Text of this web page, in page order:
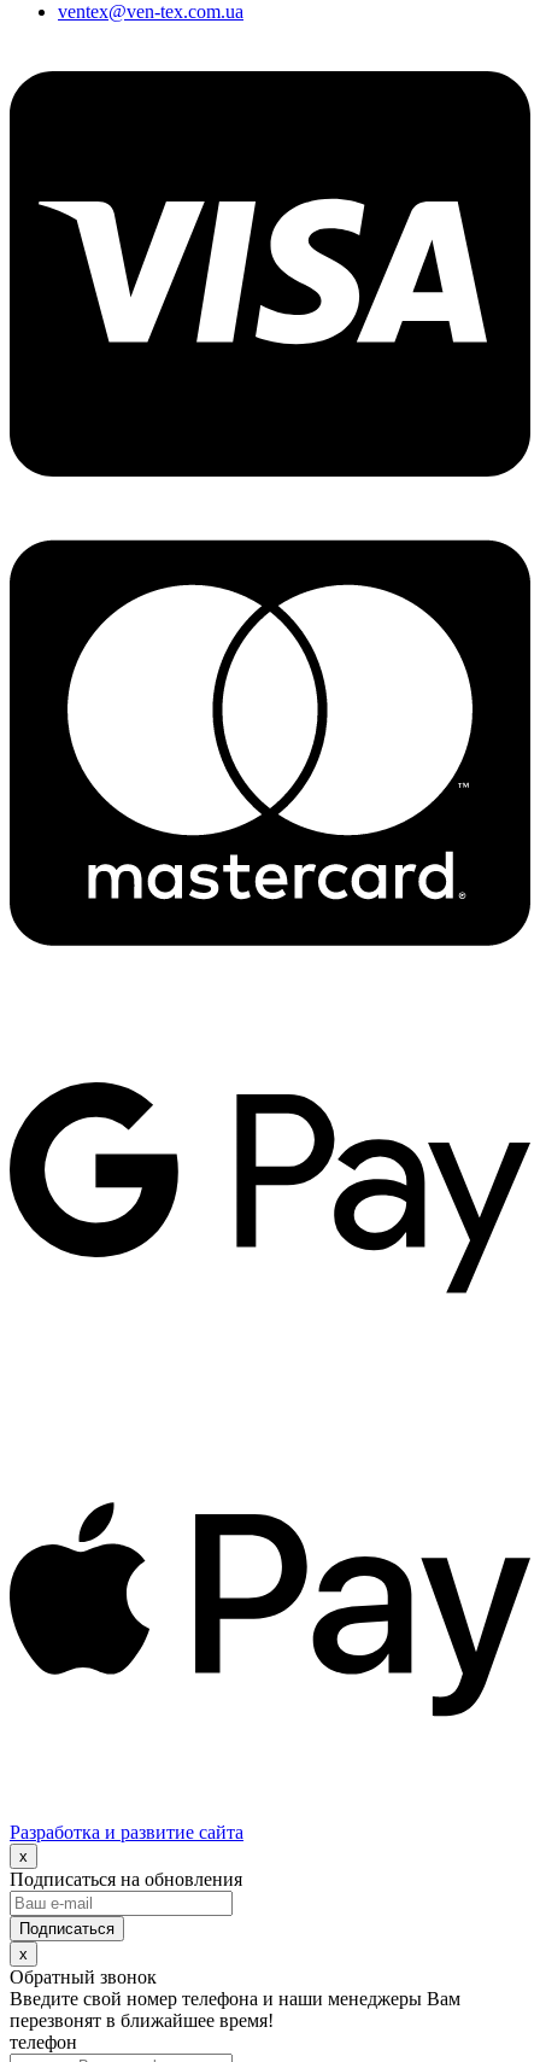
ventex@ven-tex.com.ua
Разработка и развитие сайта
x
Подписаться на обновления
x
Обратный звонок
Введите свой номер телефона и наши менеджеры Вам
перезвонят в ближайшее время!
телефон